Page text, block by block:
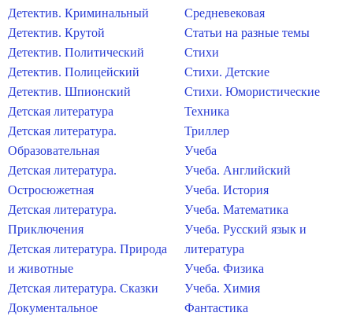
Детектив. Криминальный
Детектив. Крутой
Детектив. Политический
Детектив. Полицейский
Детектив. Шпионский
Детская литература
Детская литература.
Образовательная
Детская литература.
Остросюжетная
Детская литература.
Приключения
Детская литература. Природа
и животные
Детская литература. Сказки
Документальное
Средневековая
Статьи на разные темы
Стихи
Стихи. Детские
Стихи. Юмористические
Техника
Триллер
Учеба
Учеба. Английский
Учеба. История
Учеба. Математика
Учеба. Русский язык и
литература
Учеба. Физика
Учеба. Химия
Фантастика